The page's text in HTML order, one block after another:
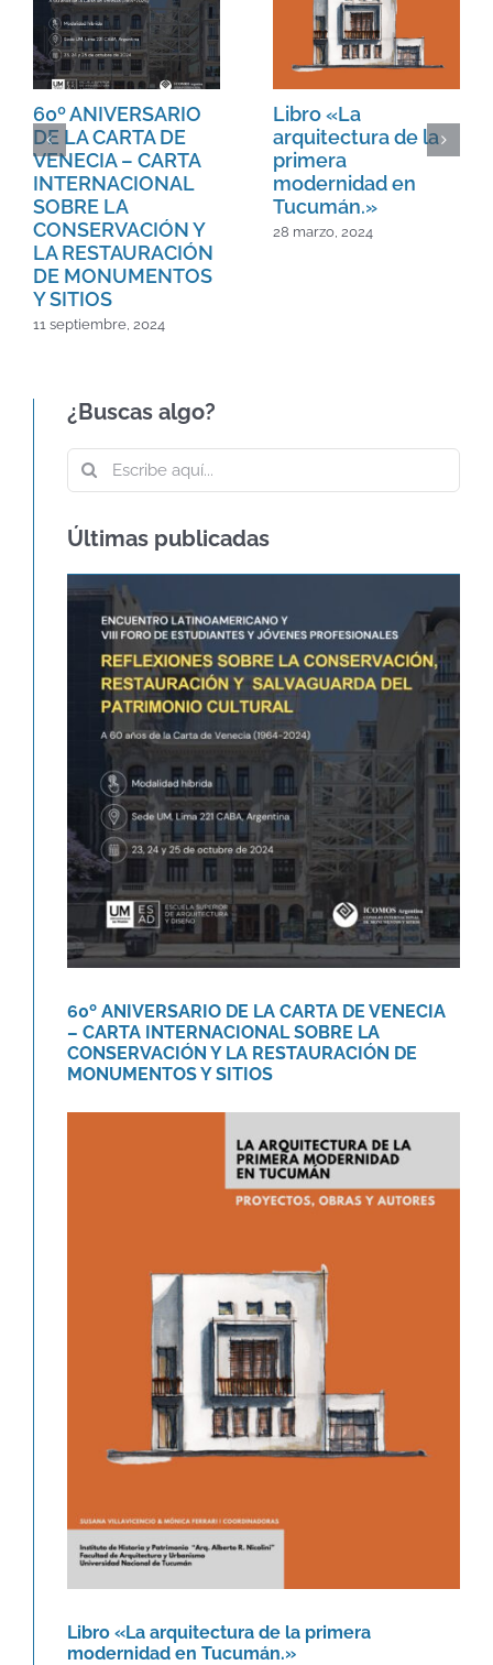
60º ANIVERSARIO
DE LA CARTA DE
VENECIA – CARTA
INTERNACIONAL
SOBRE LA
CONSERVACIÓN Y
LA RESTAURACIÓN
DE MONUMENTOS
Y SITIOS
11 septiembre, 2024
Libro «La
arquitectura de la
primera
modernidad en
Tucumán.»
28 marzo, 2024
¿Buscas algo?
Buscar:
Últimas publicadas
60º ANIVERSARIO DE LA CARTA DE
VENECIA – CARTA
INTERNACIONAL SOBRE LA
CONSERVACIÓN Y LA
RESTAURACIÓN DE
MONUMENTOS Y SITIOS
Agenda Novedades
60º ANIVERSARIO DE LA CARTA DE VENECIA
– CARTA INTERNACIONAL SOBRE LA
CONSERVACIÓN Y LA RESTAURACIÓN DE
MONUMENTOS Y SITIOS
Libro «La arquitectura de la
primera modernidad en Tucumán.»
Novedades
Libro «La arquitectura de la primera
modernidad en Tucumán.»